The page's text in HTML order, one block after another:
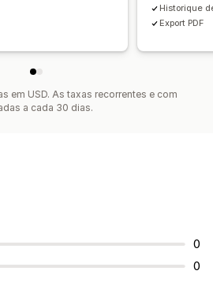
Historique
Export PDF
em USD. As taxas recorrentes e com
a cada 30 dias.
0
0